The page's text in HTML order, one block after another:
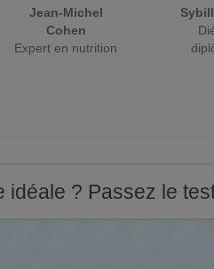
Jean-Michel
Cohen
Expert en nutrition
idéale ? Passez le